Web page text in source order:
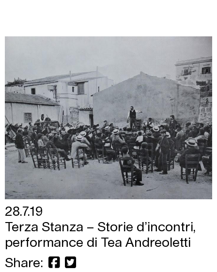
28.7.19
Terza Stanza – Storie d’incontri,
performance di Tea Andreoletti
Share: